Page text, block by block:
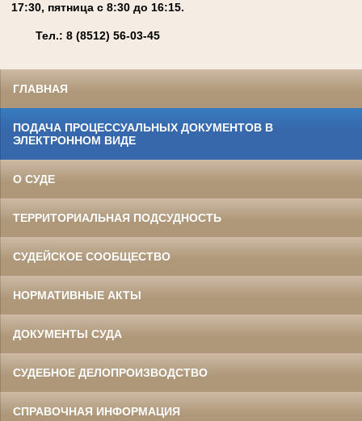
17:30, пятница с 8:30 до 16:15.
Тел.: 8 (8512) 56-03-45
ГЛАВНАЯ
ПОДАЧА ПРОЦЕССУАЛЬНЫХ ДОКУМЕНТОВ В
ЭЛЕКТРОННОМ ВИДЕ
О СУДЕ
ТЕРРИТОРИАЛЬНАЯ ПОДСУДНОСТЬ
СУДЕЙСКОЕ СООБЩЕСТВО
НОРМАТИВНЫЕ АКТЫ
ДОКУМЕНТЫ СУДА
СУДЕБНОЕ ДЕЛОПРОИЗВОДСТВО
СПРАВОЧНАЯ ИНФОРМАЦИЯ